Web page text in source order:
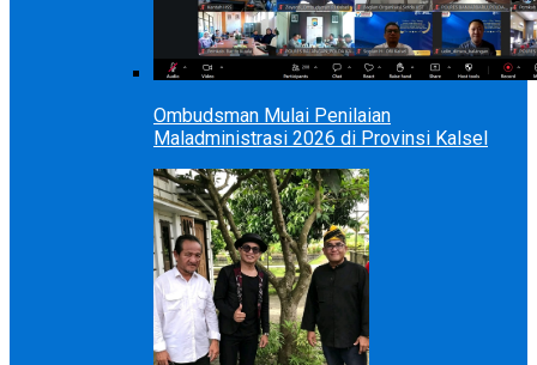
Ombudsman Mulai Penilaian
Maladministrasi 2026 di Provinsi Kalsel